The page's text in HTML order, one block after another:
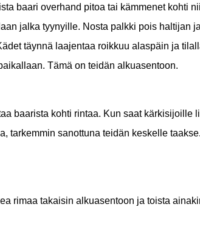
baari overhand pitoa tai kämmenet kohti
jalka tyynyille. Nosta palkki pois haltijan
täynnä laajentaa roikkuu alaspäin ja
Tämä on teidän alkuasentoon.
baarista kohti rintaa. Kun saat kärkisijoille
tarkemmin sanottuna teidän keskelle
rimaa takaisin alkuasentoon ja toista